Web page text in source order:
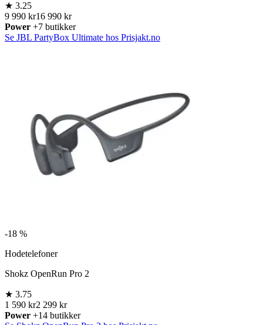
★ 3.25
9 990 kr16 990 kr
Power +7 butikker
Se JBL PartyBox Ultimate hos Prisjakt.no
-18 %
Hodetelefoner
Shokz OpenRun Pro 2
★ 3.75
1 590 kr2 299 kr
Power +14 butikker